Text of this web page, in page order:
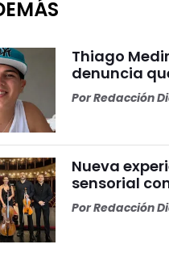
Thiago
denuncia
PorRedacción
Nueva
sensorial
PorRedacción